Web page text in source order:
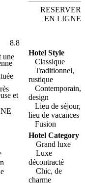
à
de
de
les
par
RESERVER
EN LIGNE
8.8
une
et
Hotel Style
Classique
Traditionnel,
rustique
Contemporain,
design
Lieu de séjour,
lieu de vacances
Fusion
Hotel Category
Grand luxe
Luxe
décontracté
Chic, de
charme